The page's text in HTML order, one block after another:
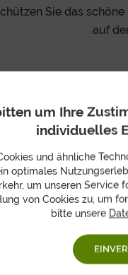
Sie das
auf
2x Zitrone, 2x
Abmessung:
um Ihre
individuelles
und ähnliche
optimales
um unseren Service
von Cookies zu, um
bitte unsere